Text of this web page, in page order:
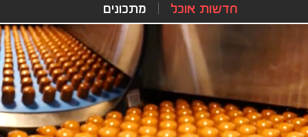
חדשות אוכל מתכונים